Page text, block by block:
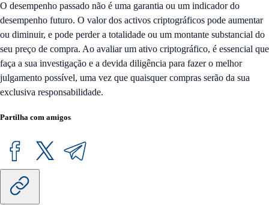
O desempenho passado não é uma garantia ou um indicador do
desempenho futuro. O valor dos activos criptográficos pode aumentar
ou diminuir, e pode perder a totalidade ou um montante substancial do
seu preço de compra. Ao avaliar um ativo criptográfico, é essencial que
faça a sua investigação e a devida diligência para fazer o melhor
julgamento possível, uma vez que quaisquer compras serão da sua
exclusiva responsabilidade.
Partilha com amigos